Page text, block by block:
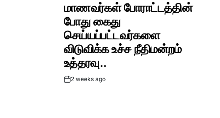
மாணவர்கள் போராட்டத்தின்
போது கைது
செய்யப்பட்டவர்களை
விடுவிக்க உச்ச நீதிமன்றம்
உத்தரவு..
Post2 weeks ago